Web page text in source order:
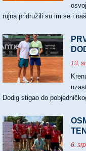
rujna pridružili su im se i
13.
Dodig stigao do
6.